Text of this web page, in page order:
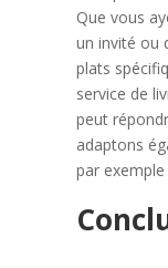
Que vous
un invité ou
plats
service de
peut
adaptons
par